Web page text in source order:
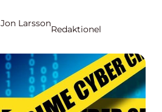
Jon Larsson
Redaktionel